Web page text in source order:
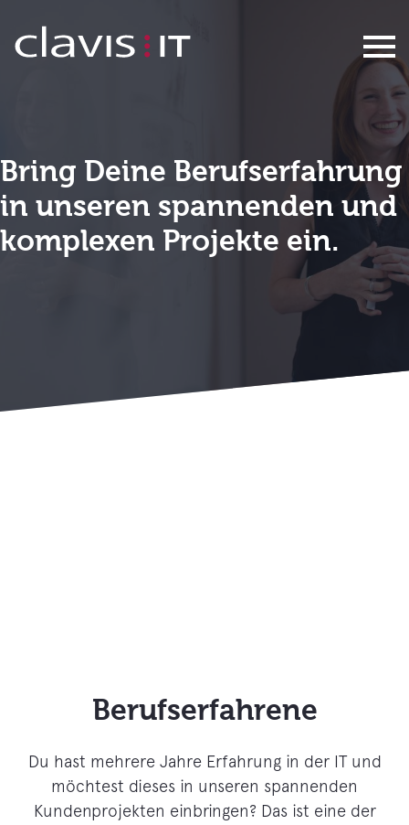
Bring Deine Berufserfahrung
in unseren spannenden und
komplexen Projekte ein.
Berufserfahrene
Du hast mehrere Jahre Erfahrung in der IT und
möchtest dieses in unseren spannenden
Kundenprojekten einbringen? Das ist eine der